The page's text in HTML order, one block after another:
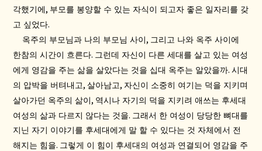
각했기에 , 부모를 봉양할 수 있는 자식이 되고자 좋은 일자리를 갖
고 싶었다.
옥주의 부모님과 나의 부모님 사이 , 그리고 나와 옥주 사이에
한참의 시간이 흐른다. 그런데 자신이 다른 세대를 살고 있는 여성
에게 영감을 주는 삶을 살았다는 것을 십대 옥주는 알았을까.시대
의 압박을 버텨내고 ,살아남고 , 자신이 소중히 여기는 덕을 지키며
살아가던 옥주의 삶이 , 역시나 자기의 덕을 지키려 애쓰는 후세대
여성의 삶과 다르지 않다는 것을. 그래서 한 여성이 당당한 뼈대를
지닌 자기 이야기를 후세대에게 말 할 수 있다는 것 자체에서 전
해지는 힘을. 그렇게 이 힘이 후세대의 여성과 연결되어 영감을 주